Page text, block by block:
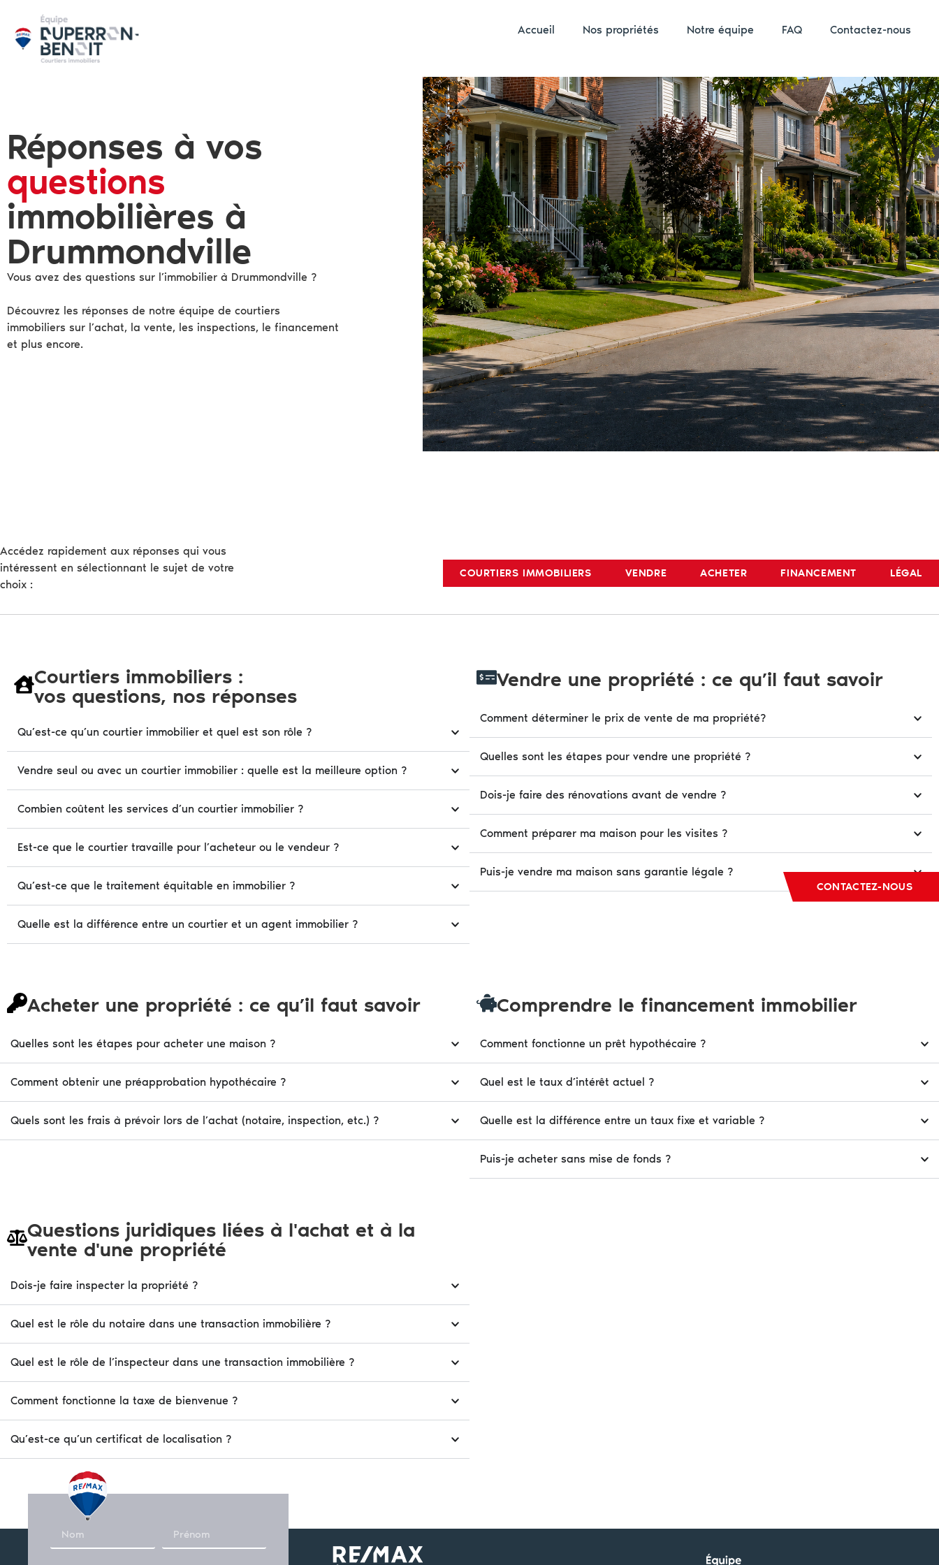
Accueil Nos propriétés Notre équipe FAQ Contactez-nous
Réponses à vos
questions
immobilières à
Drummondville
Vous avez des questions sur l’immobilier à Drummondville ?
Découvrez les réponses de notre équipe de courtiers
immobiliers sur l’achat, la vente, les inspections, le financement
et plus encore.
Accédez rapidement aux réponses qui vous
intéressent en sélectionnant le sujet de votre
choix :
LÉGAL
FINANCEMENT
ACHETER
VENDRE
COURTIERS IMMOBILIERS
Courtiers immobiliers :
vos questions, nos réponses
Qu’est-ce qu’un courtier immobilier et quel est son rôle ?
Vendre seul ou avec un courtier immobilier : quelle est la meilleure option ?
Combien coûtent les services d’un courtier immobilier ?
Est-ce que le courtier travaille pour l’acheteur ou le vendeur ?
Qu’est-ce que le traitement équitable en immobilier ?
Quelle est la différence entre un courtier et un agent immobilier ?
Vendre une propriété : ce qu’il faut savoir
Comment déterminer le prix de vente de ma propriété?
Quelles sont les étapes pour vendre une propriété ?
Dois-je faire des rénovations avant de vendre ?
Comment préparer ma maison pour les visites ?
Puis-je vendre ma maison sans garantie légale ?
Acheter une propriété : ce qu’il faut savoir
Quelles sont les étapes pour acheter une maison ?
Comment obtenir une préapprobation hypothécaire ?
Quels sont les frais à prévoir lors de l’achat (notaire, inspection, etc.) ?
Comprendre le financement immobilier
Comment fonctionne un prêt hypothécaire ?
Quel est le taux d’intérêt actuel ?
Quelle est la différence entre un taux fixe et variable ?
Puis-je acheter sans mise de fonds ?
Questions juridiques liées à l'achat et à la
vente d'une propriété
Dois-je faire inspecter la propriété ?
Quel est le rôle du notaire dans une transaction immobilière ?
Quel est le rôle de l’inspecteur dans une transaction immobilière ?
Comment fonctionne la taxe de bienvenue ?
Qu’est-ce qu’un certificat de localisation ?
CONTACTEZ-NOUS